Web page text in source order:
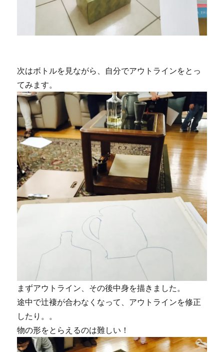
次はボトルを見ながら、自分でアウトラインをとっ
てみます。
まずアウトライン、その後中身を描きました。
途中で辻褄が合わなくなって、アウトラインを修正
したり。。
物の形をとらえるのは難しい！